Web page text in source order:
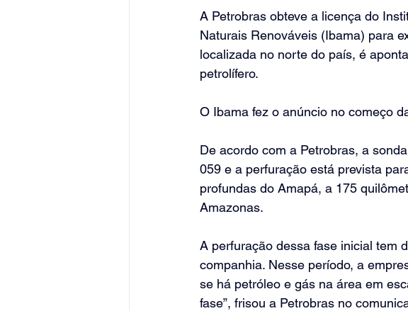
A Petrobras obteve a licença do
Naturais Renováveis (Ibama) para
localizada no norte do país, é
petrolífero.
O Ibama fez o anúncio no começo
De acordo com a Petrobras, a
059 e a perfuração está prevista
profundas do Amapá, a 175
Amazonas.
A perfuração dessa fase inicial tem
companhia. Nesse período, a
se há petróleo e gás na área em
fase”, frisou a Petrobras no